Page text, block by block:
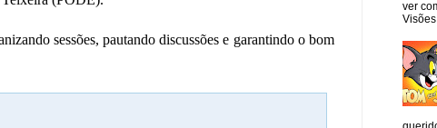
sessões, pautando discussões e garantindo o bom
ver